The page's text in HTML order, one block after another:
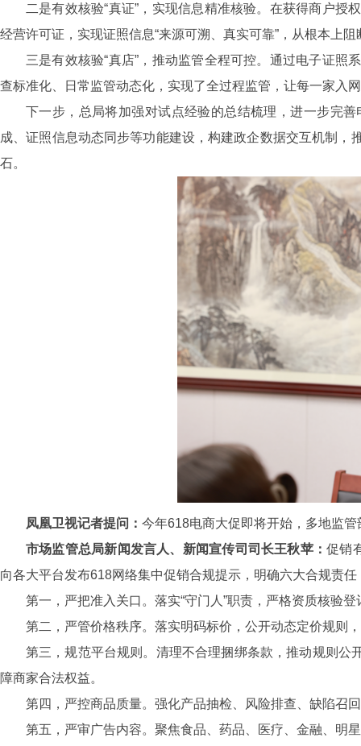
二是有效核验“真证”，实现信息精准核验。在获得商户
经营许可证，实现证照信息“来源可溯、真实可靠”，从根本上阻
三是有效核验“真店”，推动监管全程可控。通过电子证
查标准化、日常监管动态化，实现了全过程监管，让每一家入
下一步，总局将加强对试点经验的总结梳理，进一步完
成、证照信息动态同步等功能建设，构建政企数据交互机制
石。
凤凰卫视记者提问： 今年618电商大促即将开始，多地监
市场监管总局新闻发言人、新闻宣传司司长王秋苹：促销
向各大平台发布618网络集中促销合规提示，明确六大合规责
第一，严把准入关口。落实“守门人”职责，严格资质核验
第二，严管价格秩序。落实明码标价，公开动态定价规则
第三，规范平台规则。清理不合理捆绑条款，推动规则公
障商家合法权益。
第四，严控商品质量。强化产品抽检、风险排查、缺陷召
第五，严审广告内容。聚焦食品、药品、医疗、金融、明